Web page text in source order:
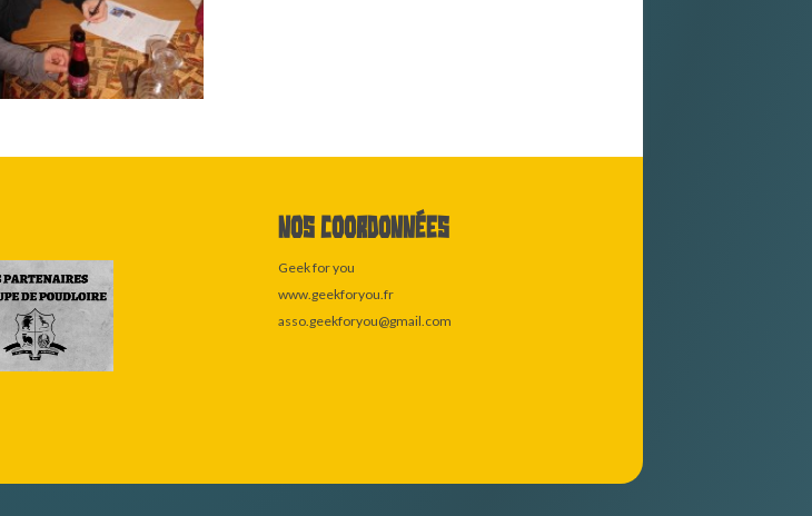
Nos coordonnées
Geek for you
www.geekforyou.fr
asso.geekforyou@gmail.com